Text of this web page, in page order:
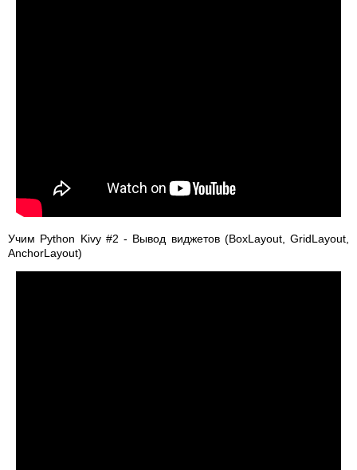
Учим Python Kivy #2 - Вывод виджетов (BoxLayout, GridLayout,
AnchorLayout)